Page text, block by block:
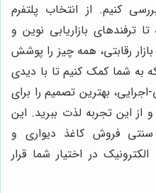
کنیم. از انتخاب پلتفرم
ترفندهای بازاریابی نوین و
رقابتی، همه چیز را پوشش
شما کمک کنیم تا با دیدی
بهترین تصمیم را برای
از این تجربه لذت ببرید. این
فروش کاغذ دیواری و
در اختیار شما قرار